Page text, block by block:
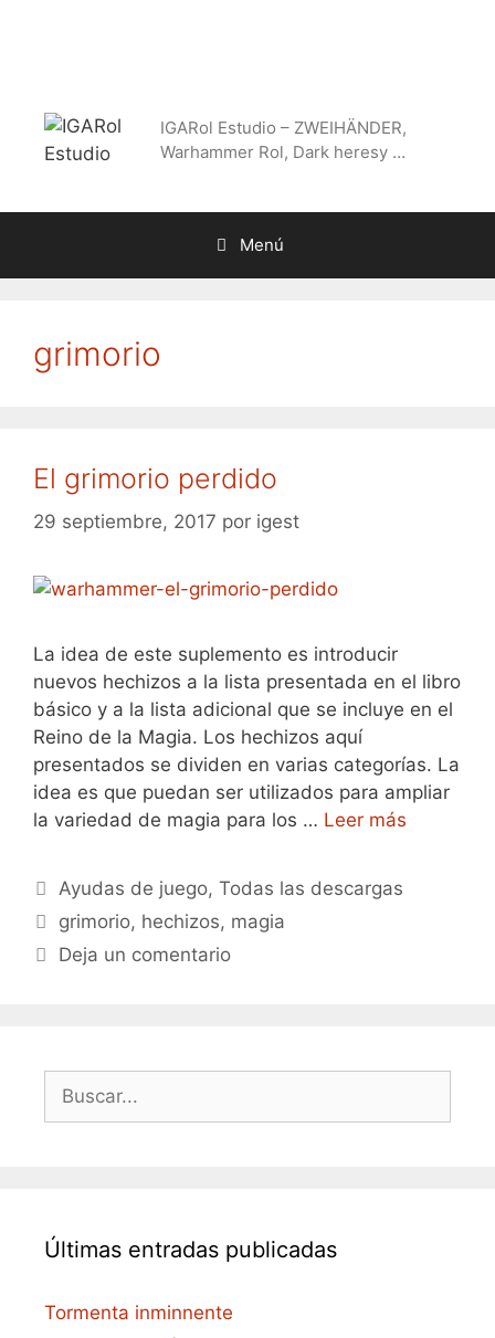
IGARol Estudio – ZWEIHÄNDER,
Warhammer Rol, Dark heresy …
Menú
grimorio
El grimorio perdido
29 septiembre, 2017 por igest
La idea de este suplemento es introducir
nuevos hechizos a la lista presentada en el libro
básico y a la lista adicional que se incluye en el
Reino de la Magia. Los hechizos aquí
presentados se dividen en varias categorías. La
idea es que puedan ser utilizados para ampliar
la variedad de magia para los … Leer más
Categorías
Ayudas de juego,Todas las descargas
Etiquetas
grimorio, hechizos, magia
Deja un comentario
Últimas entradas publicadas
Tormenta inminnente